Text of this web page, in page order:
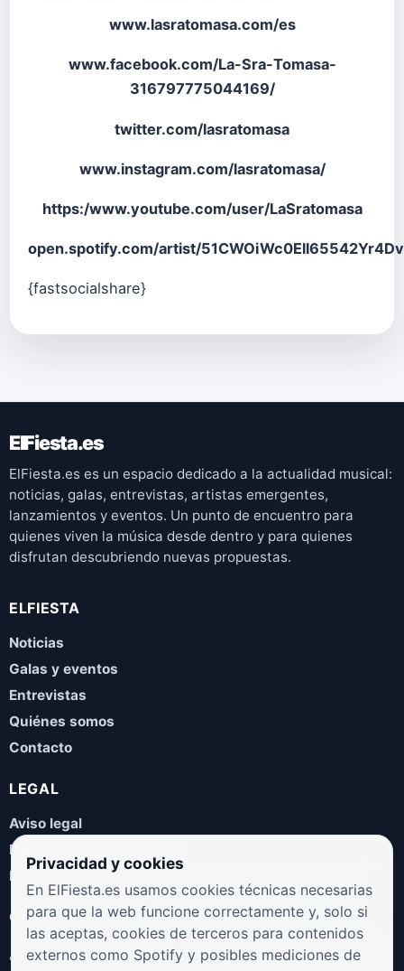
www.lasratomasa.com/es
www.facebook.com/La-Sra-Tomasa-
316797775044169/
twitter.com/lasratomasa
www.instagram.com/lasratomasa/
https:/www.youtube.com/user/LaSratomasa
open.spotify.com/artist/51CWOiWc0Ell65542Yr4Dv
{fastsocialshare}
ElFiesta.es
ElFiesta.es es un espacio dedicado a la actualidad musical:
noticias, galas, entrevistas, artistas emergentes,
lanzamientos y eventos. Un punto de encuentro para
quienes viven la música desde dentro y para quienes
disfrutan descubriendo nuevas propuestas.
ELFIESTA
Noticias
Galas y eventos
Entrevistas
Quiénes somos
Contacto
LEGAL
Aviso legal
Política de privacidad
Política de cookies
COLABORA
¿Eres artista, manager, sello o promotor? Envíanos tus
Privacidad y cookies
En ElFiesta.es usamos cookies técnicas necesarias
para que la web funcione correctamente y, solo si
las aceptas, cookies de terceros para contenidos
externos como Spotify y posibles mediciones de